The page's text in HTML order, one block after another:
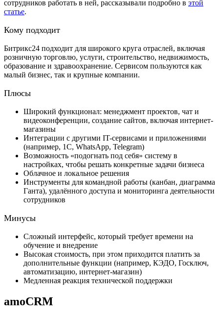
сотрудников работать в ней, рассказывали подробно в этой
статье.
Кому подходит
Битрикс24 подходит для широкого круга отраслей, включая
розничную торговлю, услуги, строительство, недвижимость,
образование и здравоохранение. Сервисом пользуются как
малый бизнес, так и крупные компании.
Плюсы
Широкий функционал: менеджмент проектов, чат и
видеоконференции, создание сайтов, включая интернет-
магазины
Интеграции с другими IT-сервисами и приложениями
(например, 1С, WhatsApp, Telegram)
Возможность «подогнать под себя» систему в
настройках, чтобы решать конкретные задачи бизнеса
Облачное и локальное решения
Инструменты для командной работы (канбан, диаграмма
Ганта), удалённого доступа и мониторинга деятельности
сотрудников
Минусы
Сложный интерфейс, который требует времени на
обучение и внедрение
Высокая стоимость, при этом приходится платить за
дополнительные функции (например, КЭДО, Госключ,
автоматизацию, интернет-магазин)
Медленная реакция технической поддержки
amoCRM